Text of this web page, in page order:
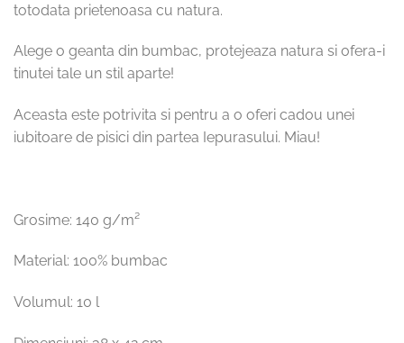
totodata prietenoasa cu natura.
Alege o geanta din bumbac, protejeaza natura si ofera-i
tinutei tale un stil aparte!
Aceasta este potrivita si pentru a o oferi cadou unei
iubitoare de pisici din partea Iepurasului. Miau!
Grosime: 140 g/m²
Material: 100% bumbac
Volumul: 10 l